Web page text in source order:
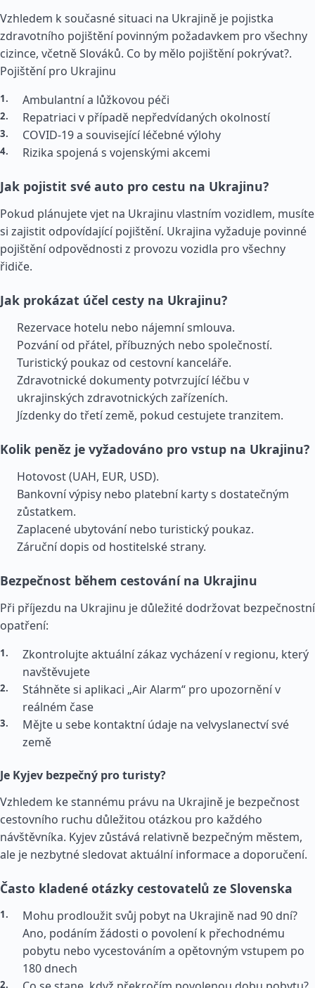
Vzhledem k současné situaci na Ukrajině je pojistka
zdravotního pojištění povinným požadavkem pro všechny
cizince, včetně Slováků. Co by mělo pojištění pokrývat?.
Pojištění pro Ukrajinu
Ambulantní a lůžkovou péči
Repatriaci v případě nepředvídaných okolností
COVID-19 a související léčebné výlohy
Rizika spojená s vojenskými akcemi
Jak pojistit své auto pro cestu na Ukrajinu?
Pokud plánujete vjet na Ukrajinu vlastním vozidlem, musíte
si zajistit odpovídající pojištění. Ukrajina vyžaduje povinné
pojištění odpovědnosti z provozu vozidla pro všechny
řidiče.
Jak prokázat účel cesty na Ukrajinu?
Rezervace hotelu nebo nájemní smlouva.
Pozvání od přátel, příbuzných nebo společností.
Turistický poukaz od cestovní kanceláře.
Zdravotnické dokumenty potvrzující léčbu v
ukrajinských zdravotnických zařízeních.
Jízdenky do třetí země, pokud cestujete tranzitem.
Kolik peněz je vyžadováno pro vstup na Ukrajinu?
Hotovost (UAH, EUR, USD).
Bankovní výpisy nebo platební karty s dostatečným
zůstatkem.
Zaplacené ubytování nebo turistický poukaz.
Záruční dopis od hostitelské strany.
Bezpečnost během cestování na Ukrajinu
Při příjezdu na Ukrajinu je důležité dodržovat bezpečnostní
opatření:
Zkontrolujte aktuální zákaz vycházení v regionu, který
navštěvujete
Stáhněte si aplikaci „Air Alarm“ pro upozornění v
reálném čase
Mějte u sebe kontaktní údaje na velvyslanectví své
země
Je Kyjev bezpečný pro turisty?
Vzhledem ke stannému právu na Ukrajině je bezpečnost
cestovního ruchu důležitou otázkou pro každého
návštěvníka. Kyjev zůstává relativně bezpečným městem,
ale je nezbytné sledovat aktuální informace a doporučení.
Často kladené otázky cestovatelů ze Slovenska
Mohu prodloužit svůj pobyt na Ukrajině nad 90 dní?
Ano, podáním žádosti o povolení k přechodnému
pobytu nebo vycestováním a opětovným vstupem po
180 dnech